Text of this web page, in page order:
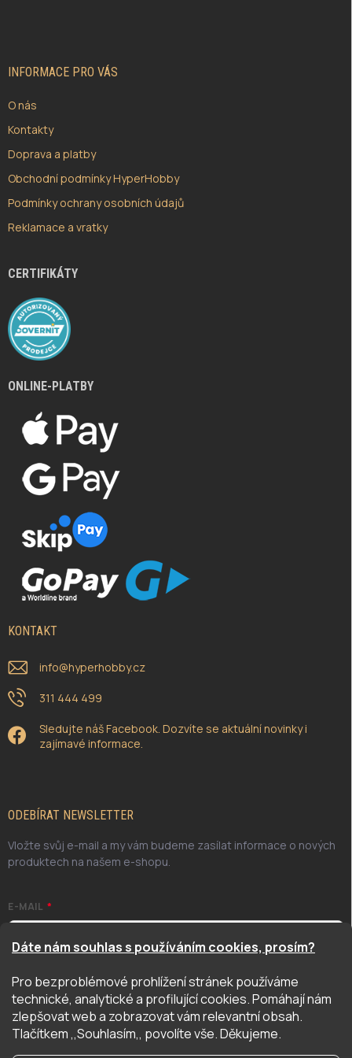
Dáte nám souhlas s používáním cookies, prosím?
Pro bezproblémové prohlížení stránek používáme
technické, analytické a profilující cookies. Pomáhají nám
zlepšovat web a zobrazovat vám relevantní obsah.
Tlačítkem ,,Souhlasím,, povolíte vše. Děkujeme.
INFORMACE PRO VÁS
O nás
Kontakty
Doprava a platby
Obchodní podmínky HyperHobby
Podmínky ochrany osobních údajů
Reklamace a vratky
CERTIFIKÁTY
ONLINE-PLATBY
KONTAKT
info@hyperhobby.cz
311 444 499
Sledujte náš Facebook. Dozvíte se aktuální novinky i
zajímavé informace.
ODEBÍRAT NEWSLETTER
Vložte svůj e-mail a my vám budeme zasílat informace o nových
produktech na našem e-shopu.
E-MAIL
Odesláním potvrzuji, že jsem se seznámil/a se zásadami
ochrany osobních údajů. Úplné znění naleznetezde
PŘIHLÁSIT SE